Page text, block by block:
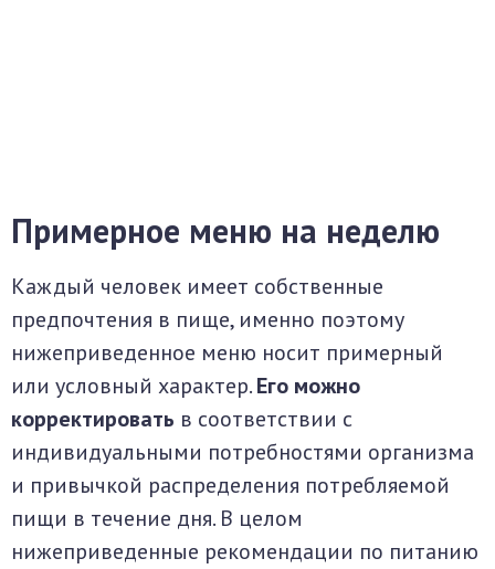
Примерное меню на неделю
Каждый человек имеет собственные
предпочтения в пище, именно поэтому
нижеприведенное меню носит примерный
или условный характер.Его можно
корректировать в соответствии с
индивидуальными потребностями организма
и привычкой распределения потребляемой
пищи в течение дня. В целом
нижеприведенные рекомендации по питанию